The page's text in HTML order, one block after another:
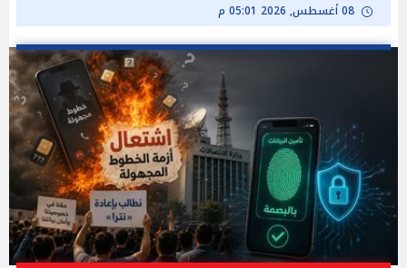
08 أغسطس, 2026 05:01 م